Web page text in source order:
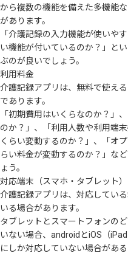
から複数の機能を備えた多機能
があります。
「介護記録の入力機能が使いや
い機能が付いているのか？」と
ぶのが良いでしょう。
利用料金
介護記録アプリは、無料で使え
であります。
「初期費用はいくらなのか？」
のか？」、「利用人数や利用端
くらい変動するのか？」、「オ
らい料金が変動するのか？」な
ょう。
対応端末（スマホ・タブレット）
介護記録アプリは、対応してい
いる場合があります。
タブレットとスマートフォンの
いない場合、androidとiOS（
にしか対応していない場合があ